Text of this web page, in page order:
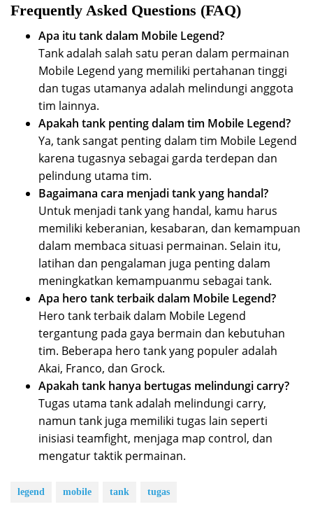
Frequently Asked Questions (FAQ)
Apa itu tank dalam Mobile Legend?
Tank adalah salah satu peran dalam permainan
Mobile Legend yang memiliki pertahanan tinggi
dan tugas utamanya adalah melindungi anggota
tim lainnya.
Apakah tank penting dalam tim Mobile Legend?
Ya, tank sangat penting dalam tim Mobile Legend
karena tugasnya sebagai garda terdepan dan
pelindung utama tim.
Bagaimana cara menjadi tank yang handal?
Untuk menjadi tank yang handal, kamu harus
memiliki keberanian, kesabaran, dan kemampuan
dalam membaca situasi permainan. Selain itu,
latihan dan pengalaman juga penting dalam
meningkatkan kemampuanmu sebagai tank.
Apa hero tank terbaik dalam Mobile Legend?
Hero tank terbaik dalam Mobile Legend
tergantung pada gaya bermain dan kebutuhan
tim. Beberapa hero tank yang populer adalah
Akai, Franco, dan Grock.
Apakah tank hanya bertugas melindungi carry?
Tugas utama tank adalah melindungi carry,
namun tank juga memiliki tugas lain seperti
inisiasi teamfight, menjaga map control, dan
mengatur taktik permainan.
legend mobile tank tugas